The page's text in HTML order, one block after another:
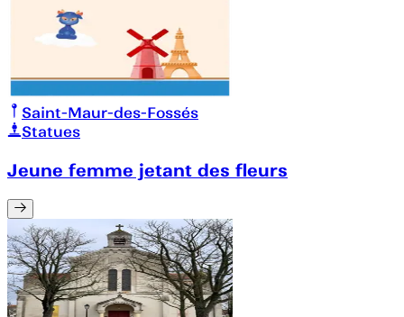
Saint-Maur-des-Fossés
Statues
Jeune femme jetant des fleurs